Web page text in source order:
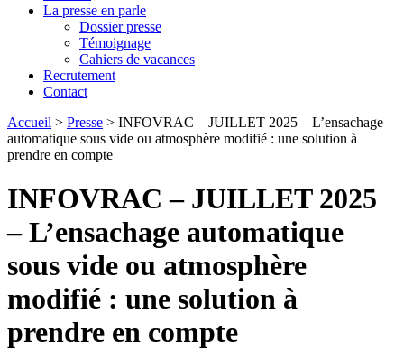
La presse en parle
Dossier presse
Témoignage
Cahiers de vacances
Recrutement
Contact
Accueil > Presse > INFOVRAC – JUILLET 2025 – L’ensachage
automatique sous vide ou atmosphère modifié : une solution à
prendre en compte
INFOVRAC – JUILLET 2025
– L’ensachage automatique
sous vide ou atmosphère
modifié : une solution à
prendre en compte